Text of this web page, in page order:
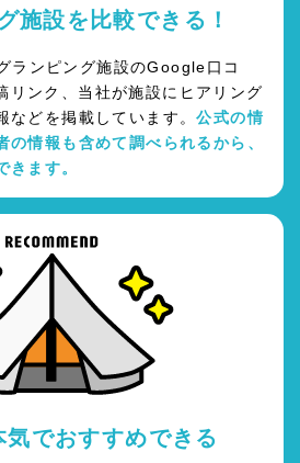
施設を比較できる！
ランピング施設のGoogle口コ
ンク、当社が施設にヒアリング
などを掲載しています。公式の情
の情報も含めて調べられるから、
きます。
気でおすすめできる